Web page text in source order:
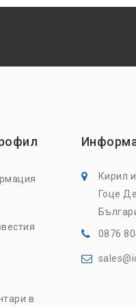
в
Кирил
Гоце
0876